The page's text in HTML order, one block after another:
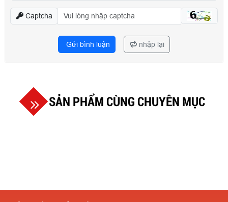
Captcha
Gửi bình luận nhập lại
SẢN PHẨM CÙNG CHUYÊN MỤC